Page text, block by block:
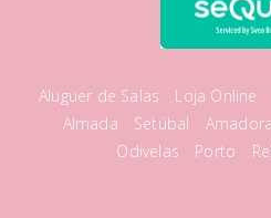
Aluguer de Salas Loja Online
Almada
Setúbal Amadora
Odivelas
Porto